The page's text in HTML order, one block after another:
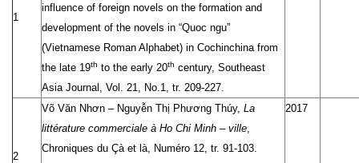
1
influence of foreign novels on the formation and
development of the novels in “Quoc ngu”
(Vietnamese Roman Alphabet) in Cochinchina from
the late 19th to the early 20th century, Southeast
Asia Journal, Vol. 21, No.1, tr. 209-227.
2
Võ Văn Nhơn – Nguyễn Thị Phương Thúy, La
littérature commerciale à Ho Chi Minh – ville
Chroniques du Çà et là, Numéro 12, tr. 91-103.
2017